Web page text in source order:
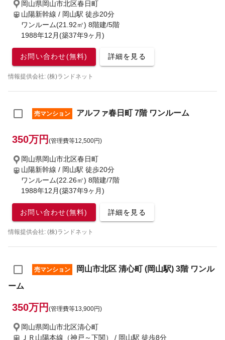
岡山県岡山市北区春日町
山陽新幹線 / 岡山駅 徒歩20分
ワンルーム(21.92㎡) 8階建/5階
1988年12月(築37年9ヶ月)
お問い合わせ(無料) 詳細を見る
情報提供会社: (株)ランドネット
売マンション アルファ春日町 7階 ワンルーム
350万円 (管理費等12,500円)
岡山県岡山市北区春日町
山陽新幹線 / 岡山駅 徒歩20分
ワンルーム(22.26㎡) 8階建/7階
1988年12月(築37年9ヶ月)
お問い合わせ(無料) 詳細を見る
情報提供会社: (株)ランドネット
売マンション
岡山市北区 清心町 (岡山駅) 3階 ワンル
ーム
350万円 (管理費等13,900円)
岡山県岡山市北区清心町
ＪＲ山陽本線（神戸～下関） / 岡山駅 徒歩8分